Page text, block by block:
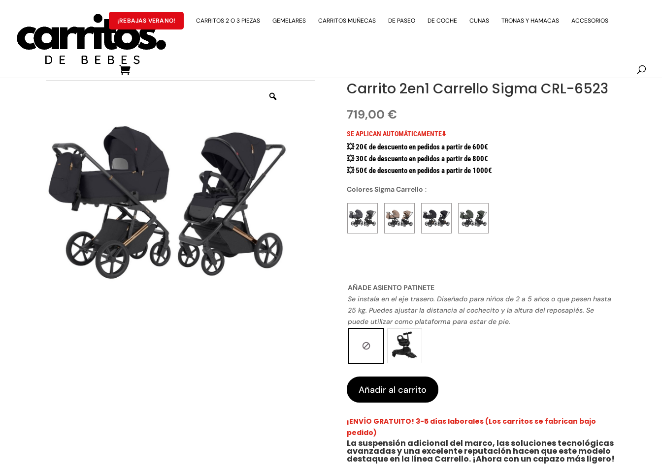
¡REBAJAS VERANO! CARRITOS 2 O 3 PIEZAS GEMELARES CARRITOS MUÑECAS DE PASEO DE COCHE CUNAS TRONAS Y HAMACAS ACCESORIOS
MARCAS
productos
Inicio/ CARRITOS DE BEBÉS/ Carrito 2en1 Carrello Sigma CRL-6523
Carrito 2en1 Carrello Sigma CRL-6523
719,00 €
SE APLICAN AUTOMÁTICAMENTE⬇️
💥 20€ de descuento en pedidos a partir de 600€
💥 30€ de descuento en pedidos a partir de 800€
💥 50€ de descuento en pedidos a partir de 1000€
Colores Sigma Carrello :
AÑADE ASIENTO PATINETE
Se instala en el eje trasero. Diseñado para niños de 2 a 5 años o que pesen hasta
25 kg. Puedes ajustar la distancia al cochecito y la altura del reposapiés. Se
puede utilizar como plataforma para estar de pie.
Añadir al carrito
¡ENVÍO GRATUITO! 3-5 días laborales (Los carritos se fabrican bajo
pedido)
La suspensión adicional del marco, las soluciones tecnológicas
avanzadas y una excelente reputación hacen que este modelo
destaque en la línea Carrello.¡Ahora con un capazo más ligero!